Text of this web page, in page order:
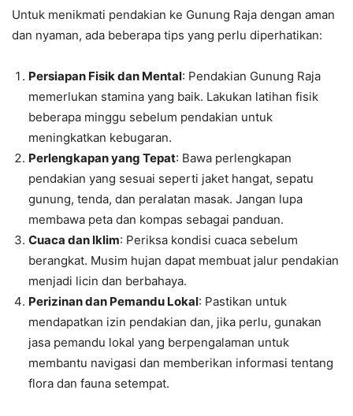
Untuk menikmati pendakian ke Gunung Raja dengan aman
dan nyaman, ada beberapa tips yang perlu diperhatikan:
Persiapan Fisik dan Mental: Pendakian Gunung Raja
memerlukan stamina yang baik. Lakukan latihan fisik
beberapa minggu sebelum pendakian untuk
meningkatkan kebugaran.
Perlengkapan yang Tepat: Bawa perlengkapan
pendakian yang sesuai seperti jaket hangat, sepatu
gunung, tenda, dan peralatan masak. Jangan lupa
membawa peta dan kompas sebagai panduan.
Cuaca dan Iklim: Periksa kondisi cuaca sebelum
berangkat. Musim hujan dapat membuat jalur pendakian
menjadi licin dan berbahaya.
Perizinan dan Pemandu Lokal: Pastikan untuk
mendapatkan izin pendakian dan, jika perlu, gunakan
jasa pemandu lokal yang berpengalaman untuk
membantu navigasi dan memberikan informasi tentang
flora dan fauna setempat.